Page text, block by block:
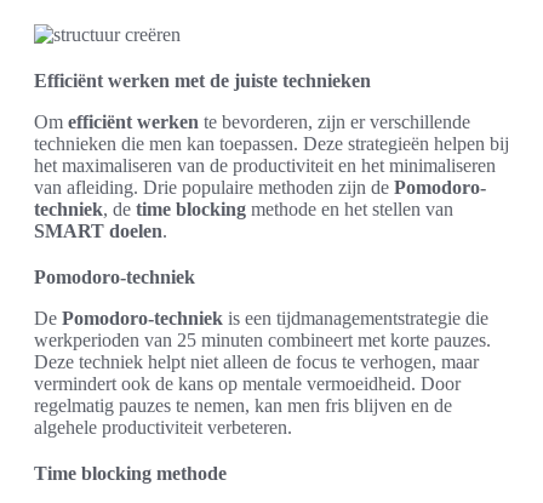
Efficiënt werken met de juiste technieken
Om efficiënt werken te bevorderen, zijn er verschillende
technieken die men kan toepassen. Deze strategieën helpen bij
het maximaliseren van de productiviteit en het minimaliseren
van afleiding. Drie populaire methoden zijn de Pomodoro-
techniek, de time blocking methode en het stellen van
SMART doelen.
Pomodoro-techniek
De Pomodoro-techniek is een tijdmanagementstrategie die
werkperioden van 25 minuten combineert met korte pauzes.
Deze techniek helpt niet alleen de focus te verhogen, maar
vermindert ook de kans op mentale vermoeidheid. Door
regelmatig pauzes te nemen, kan men fris blijven en de
algehele productiviteit verbeteren.
Time blocking methode